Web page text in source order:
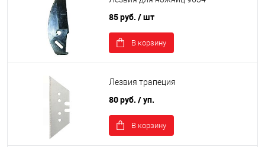
85 руб. / шт
В корзину
Лезвия трапеция
80 руб. / уп.
В корзину